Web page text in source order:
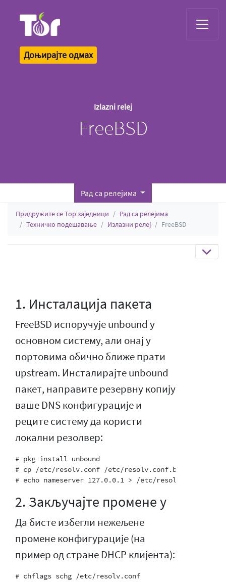
Доњирајте одмах
Izlazni relej
FreeBSD
Рад са релејима
Придружите се Тор заједници
Рад са релејима
Техничко подешавање
Излазни релеј FreeBSD
1. Инсталација пакета
FreeBSD испоручује unbound у
основном систему, али онај у
портовима обично ближе прати
upstream. Инсталирајте unbound
пакет, направите резервну копију
ваше DNS конфигурације и
реците систему да користи
локални резолвер:
# pkg install unbound
# cp /etc/resolv.conf /etc/resolv.conf.backup
2. Закључајте промене у
Да бисте избегли нежељене
промене конфигурације (на
пример од стране DHCP клијента):